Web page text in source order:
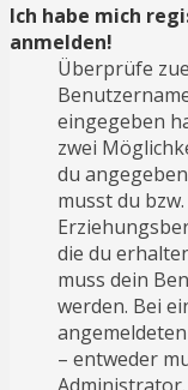
Ich habe mich
anmelden!
Überprüfe
eingegeben
zwei
du
musst du
die du
muss dein
werden. Bei
– entweder